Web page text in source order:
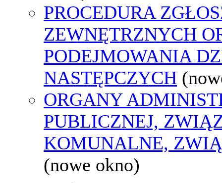
PROCEDURA
ZEWNĘTRZNYCH
PODEJMOWANIA
NASTĘPCZYCH
ORGANY
PUBLICZNEJ,
KOMUNALNE,
(nowe okno)